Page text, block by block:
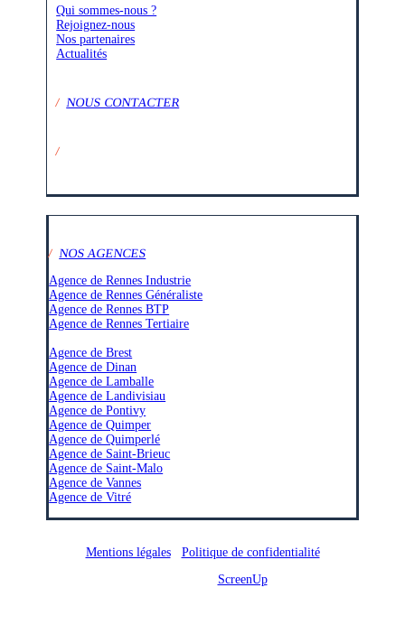
Qui sommes-nous ?
Rejoignez-nous
Nos partenaires
Actualités
/NOUS CONTACTER
/
/ NOS AGENCES
Agence de Rennes Industrie
Agence de Rennes Généraliste
Agence de Rennes BTP
Agence de Rennes Tertiaire
Agence de Brest
Agence de Dinan
Agence de Lamballe
Agence de Landivisiau
Agence de Pontivy
Agence de Quimper
Agence de Quimperlé
Agence de Saint-Brieuc
Agence de Saint-Malo
Agence de Vannes
Agence de Vitré
Mentions légales/ Politique de confidentialité
ScreenUp